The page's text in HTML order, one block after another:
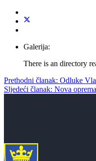
Galerija:
There is an directory
Prethodni članak: Odluke
Sljedeći članak: Nova